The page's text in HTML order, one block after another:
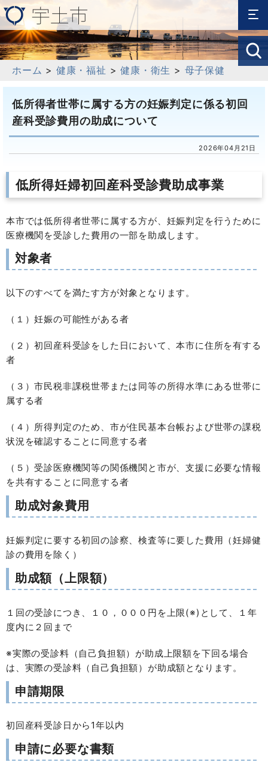
ホーム > 健康・福祉 >健康・衛生 > 母子保健
低所得者世帯に属する方の妊娠判定に係る初回
産科受診費用の助成について
2026年04月21日
低所得妊婦初回産科受診費助成事業
本市では低所得者世帯に属する方が、妊娠判定を行うために
医療機関を受診した費用の一部を助成します。
対象者
以下のすべてを満たす方が対象となります。
（１）妊娠の可能性がある者
（２）初回産科受診をした日において、本市に住所を有する
者
（３）市民税非課税世帯または同等の所得水準にある世帯に
属する者
（４）所得判定のため、市が住民基本台帳および世帯の課税
状況を確認することに同意する者
（５）受診医療機関等の関係機関と市が、支援に必要な情報
を共有することに同意する者
助成対象費用
妊娠判定に要する初回の診察、検査等に要した費用（妊婦健
診の費用を除く）
助成額（上限額）
１回の受診につき、１０，０００円を上限(※)として、１年
度内に２回まで
※実際の受診料（自己負担額）が助成上限額を下回る場合
は、実際の受診料（自己負担額）が助成額となります。
申請期限
初回産科受診日から1年以内
申請に必要な書類